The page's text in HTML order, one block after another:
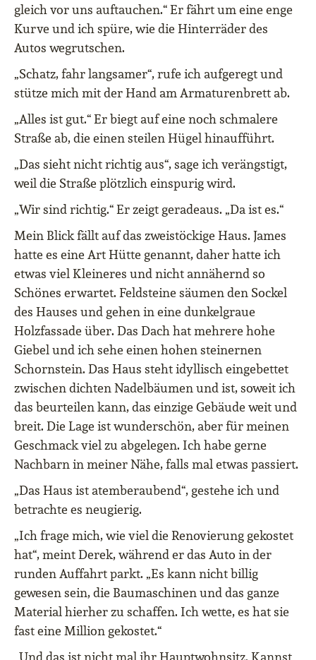
gleich vor uns auftauchen.“ Er fährt um eine enge
Kurve und ich spüre, wie die Hinterräder des
Autos wegrutschen.
„Schatz, fahr langsamer“, rufe ich aufgeregt und
stütze mich mit der Hand am Armaturenbrett ab.
„Alles ist gut.“ Er biegt auf eine noch schmalere
Straße ab, die einen steilen Hügel hinaufführt.
„Das sieht nicht richtig aus“, sage ich verängstigt,
weil die Straße plötzlich einspurig wird.
„Wir sind richtig.“ Er zeigt geradeaus. „Da ist es.“
Mein Blick fällt auf das zweistöckige Haus. James
hatte es eine Art Hütte genannt, daher hatte ich
etwas viel Kleineres und nicht annähernd so
Schönes erwartet. Feldsteine säumen den Sockel
des Hauses und gehen in eine dunkelgraue
Holzfassade über. Das Dach hat mehrere hohe
Giebel und ich sehe einen hohen steinernen
Schornstein. Das Haus steht idyllisch eingebettet
zwischen dichten Nadelbäumen und ist, soweit ich
das beurteilen kann, das einzige Gebäude weit und
breit. Die Lage ist wunderschön, aber für meinen
Geschmack viel zu abgelegen. Ich habe gerne
Nachbarn in meiner Nähe, falls mal etwas passiert.
„Das Haus ist atemberaubend“, gestehe ich und
betrachte es neugierig.
„Ich frage mich, wie viel die Renovierung gekostet
hat“, meint Derek, während er das Auto in der
runden Auffahrt parkt. „Es kann nicht billig
gewesen sein, die Baumaschinen und das ganze
Material hierher zu schaffen. Ich wette, es hat sie
fast eine Million gekostet.“